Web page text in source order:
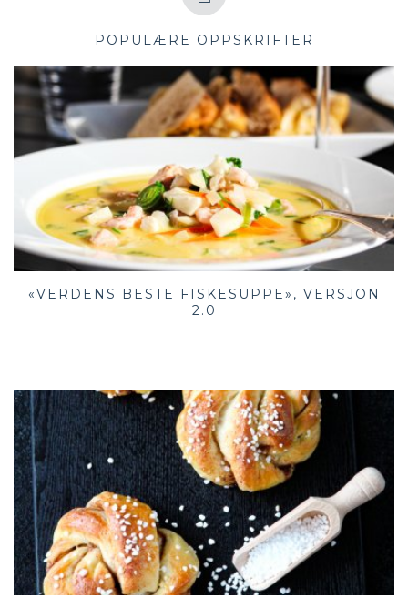
POPULÆRE OPPSKRIFTER
«VERDENS BESTE FISKESUPPE», VERSJON
2.0